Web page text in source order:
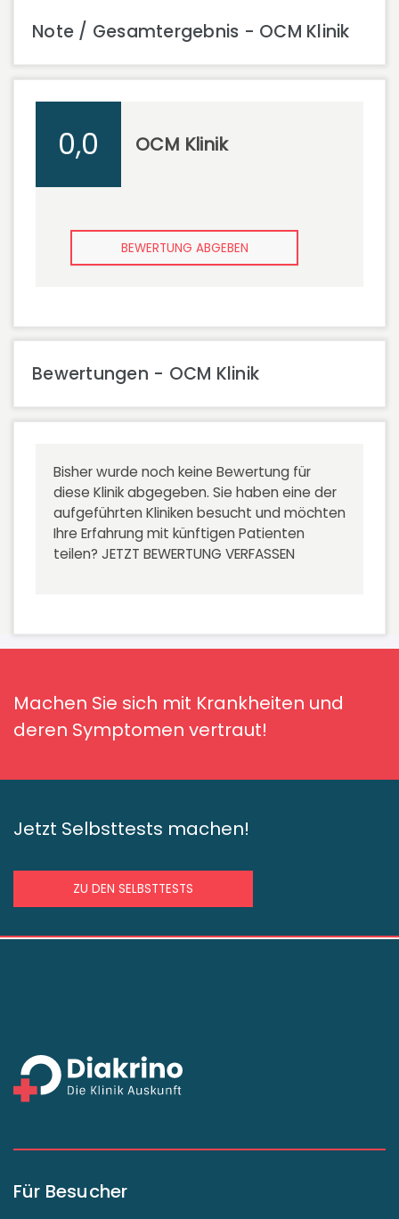
Note / Gesamtergebnis - OCM Klinik
0,0 OCM Klinik
BEWERTUNG ABGEBEN
Bewertungen - OCM Klinik
Bisher wurde noch keine Bewertung für
diese Klinik abgegeben. Sie haben eine der
aufgeführten Kliniken besucht und möchten
Ihre Erfahrung mit künftigen Patienten
teilen? JETZT BEWERTUNG VERFASSEN
Machen Sie sich mit Krankheiten und
deren Symptomen vertraut!
Jetzt Selbsttests machen!
ZU DEN SELBSTTESTS
Für Besucher